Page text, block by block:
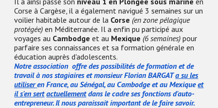
Corse à Cargèse, il a également navigué 3 semaines sur un
voilier habitable autour de la Corse (en zone pélagique
protégée) en Méditerranée. Il a enfin pu participé aux
voyages au Cambodge et au Mexique (6 semaines)pour
parfaire ses connaissances et sa formation générale en
éducation auprès d'adolescents.
Notre association offre des possibilités de formation et de
travail à nos stagiaires et monsieur Florian BARGATa su les
utiliseren France, au Sénégal, au Cambodge et au Mexique et
il s'en sert actuellementdans le cadre ses fonctions d'auto-
entrepreneur. Il nous paraissait important de le faire savoir.